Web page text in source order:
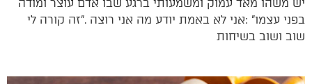
‬שוב‭ ‬ושוב‭ ‬בשיחות‭